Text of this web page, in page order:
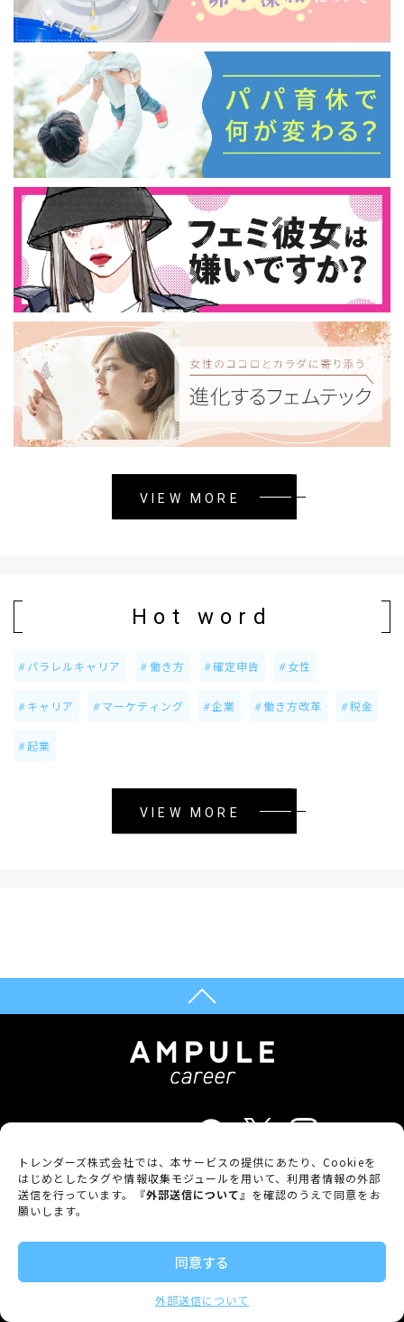
トレンダーズ株式会社では、本サービスの提供にあたり、Cookieを
はじめとしたタグや情報収集モジュールを用いて、利用者情報の外部
送信を行っています。『外部送信について 』を確認のうえで同意をお
願いします。
同意する
外部送信について
VIEW MORE
Hot word
パラレルキャリア 働き方 確定申告 女性
キャリア マーケティング 企業 働き方改革 税金
起業
VIEW MORE
What's AMPULE career